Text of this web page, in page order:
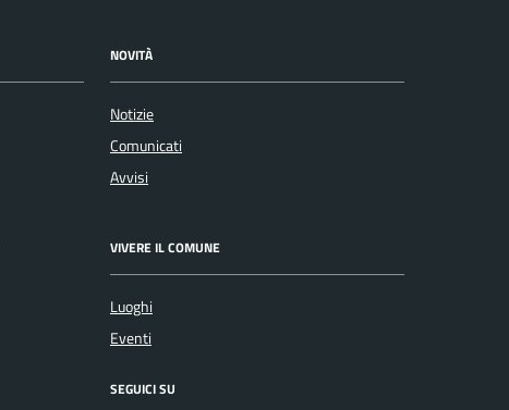
NOVITÀ
Notizie
Comunicati
Avvisi
VIVERE IL COMUNE
Luoghi
Eventi
SEGUICI SU